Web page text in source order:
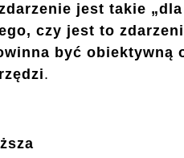
jest takie
czy jest to
być obiektywną
.